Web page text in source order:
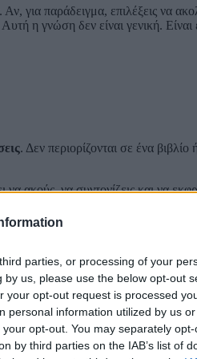
parties, or processing of your
us, please use the below opt-out
your opt-out request is processed
personal information utilized by us
opt-out. You may separately
by third parties on the IAB’s list of
για παράδειγμα, επιλέξεις να
η γνώση δεν είναι γενική.
. Δεν περιορίζονται σε ένα
ακούς, να συντονίζεις και να
μόνο με θεωρία.
με το αντικείμενό σου. Τα soft
ευθύνες θα καθορίσει αν